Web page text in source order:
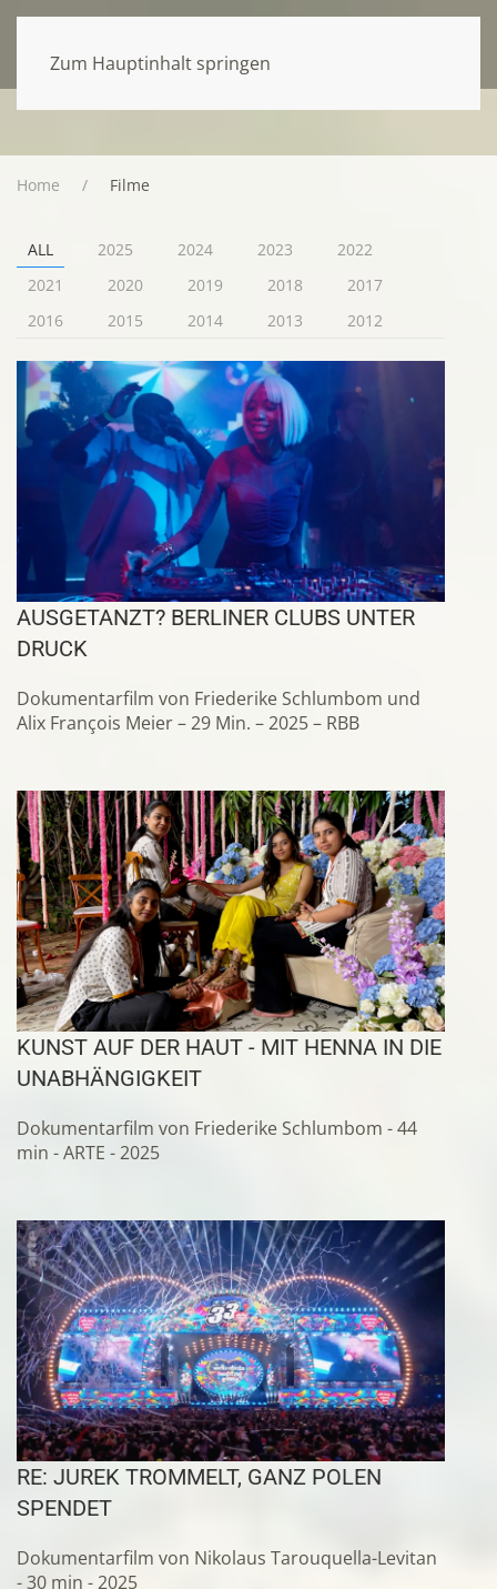
Zum Hauptinhalt springen
Home Filme
ALL 2025 2024 2023
2022
2021
2020 2019 2018
2017
2016
2015 2014 2013 2012
AUSGETANZT? BERLINER CLUBS UNTER
DRUCK
Dokumentarfilm von Friederike Schlumbom und
Alix François Meier – 29 Min. – 2025 – RBB
KUNST AUF DER HAUT - MIT HENNA IN DIE
UNABHÄNGIGKEIT
Dokumentarfilm von Friederike Schlumbom - 44
min - ARTE - 2025
RE: JUREK TROMMELT, GANZ POLEN
SPENDET
Dokumentarfilm von Nikolaus Tarouquella-Levitan
- 30 min - 2025